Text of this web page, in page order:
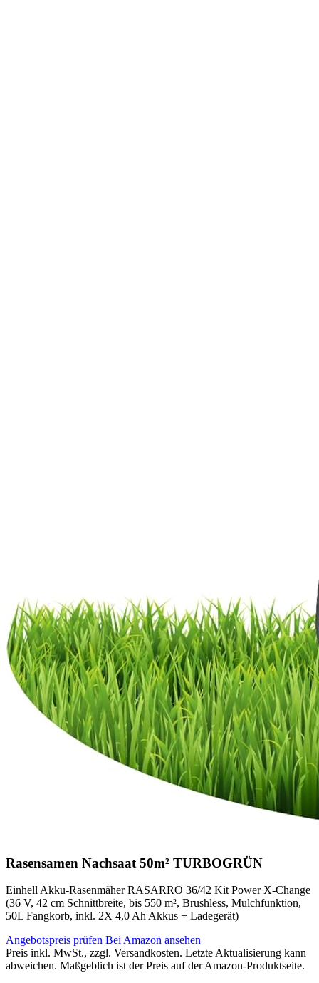
Rasensamen Nachsaat 50m² TURBOGRÜN
Einhell Akku-Rasenmäher RASARRO 36/42 Kit Power X-Change
(36 V, 42 cm Schnittbreite, bis 550 m², Brushless, Mulchfunktion,
50L Fangkorb, inkl. 2X 4,0 Ah Akkus + Ladegerät)
Angebotspreis prüfen Bei Amazon ansehen
Preis inkl. MwSt., zzgl. Versandkosten. Letzte Aktualisierung kann
abweichen. Maßgeblich ist der Preis auf der Amazon-Produktseite.